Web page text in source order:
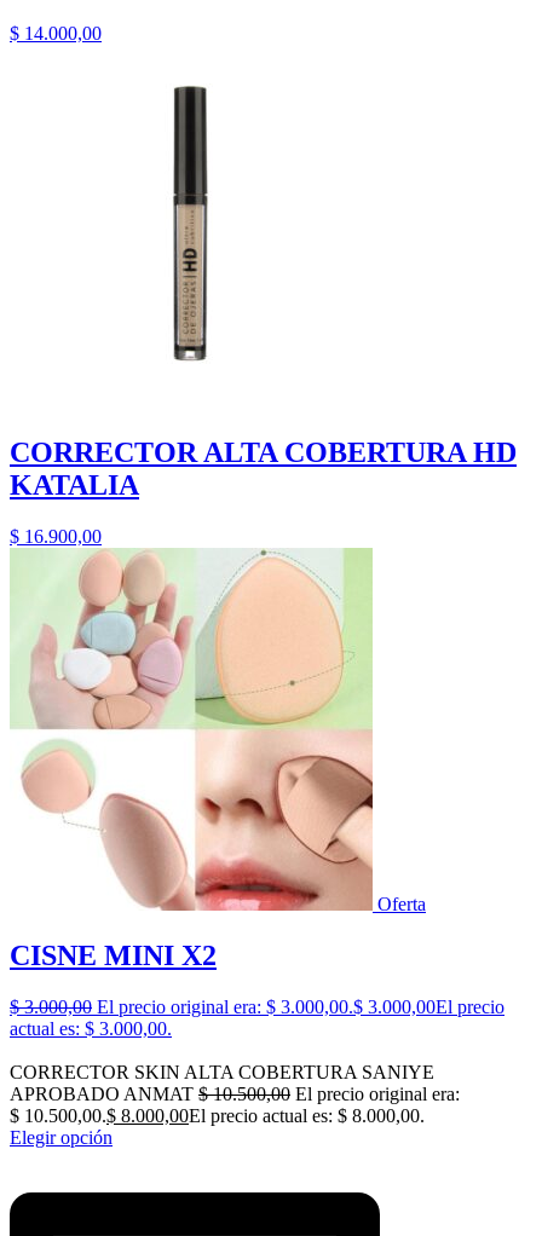
$ 14.000,00
CORRECTOR ALTA COBERTURA HD
KATALIA
$ 16.900,00
Oferta
CISNE MINI X2
$3.000,00 El precio original era: $ 3.000,00.$ 3.000,00El precio
actual es: $ 3.000,00.
CORRECTOR SKIN ALTA COBERTURA SANIYE
APROBADO ANMAT $10.500,00 El precio original era:
$ 10.500,00.$ 8.000,00El precio actual es: $ 8.000,00.
Elegir opción